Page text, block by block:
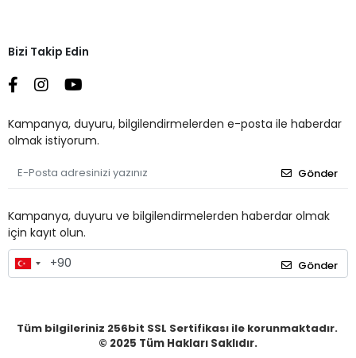
Bizi Takip Edin
Kampanya, duyuru, bilgilendirmelerden e-posta ile haberdar
olmak istiyorum.
Gönder
Kampanya, duyuru ve bilgilendirmelerden haberdar olmak
için kayıt olun.
Gönder
Tüm bilgileriniz 256bit SSL Sertifikası ile korunmaktadır.
© 2025 Tüm Hakları Saklıdır.